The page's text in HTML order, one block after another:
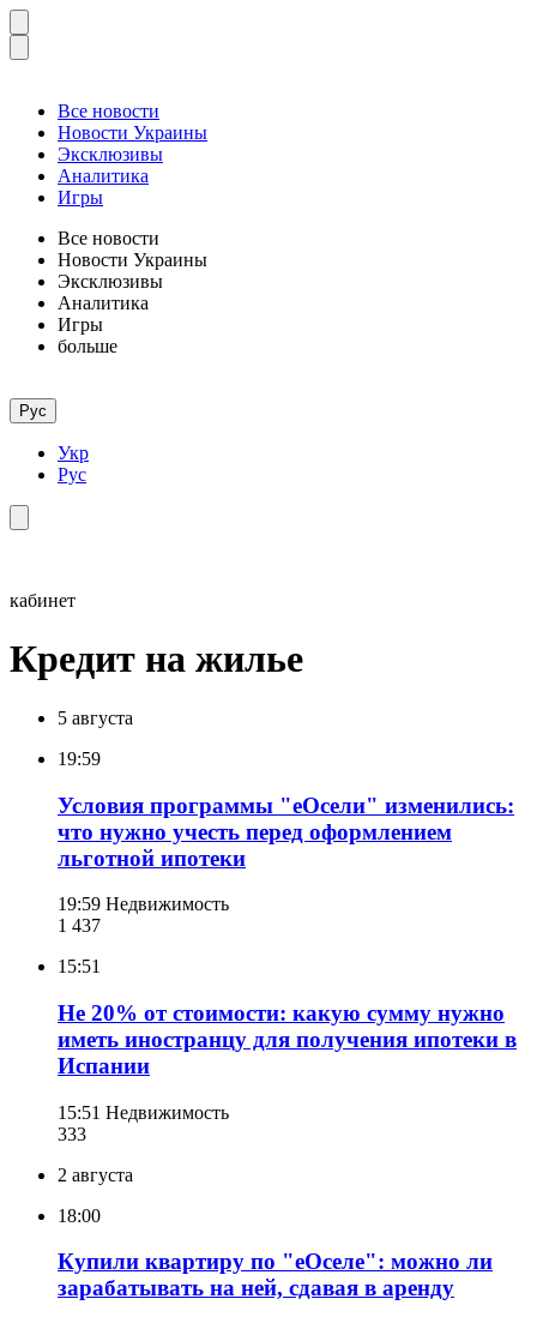
Все новости
Новости Украины
Эксклюзивы
Аналитика
Игры
Все новости
Новости Украины
Эксклюзивы
Аналитика
Игры
больше
Рус
Укр
Рус
кабинет
Кредит на жилье
5 августа
19:59
Условия программы "еОсели" изменились:
что нужно учесть перед оформлением
льготной ипотеки
19:59 Недвижимость
1 437
15:51
Не 20% от стоимости: какую сумму нужно
иметь иностранцу для получения ипотеки в
Испании
15:51 Недвижимость
333
2 августа
18:00
Купили квартиру по "еОселе": можно ли
зарабатывать на ней, сдавая в аренду